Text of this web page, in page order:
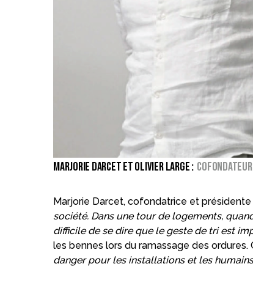
MARJORIE DARCET ET OLIVIER LARGE :
Marjorie Darcet, cofondatrice et présidente
société. Dans une tour de logements,
difficile de se dire que le geste de tri est
les bennes lors du ramassage des ordures.
danger pour les installations et les